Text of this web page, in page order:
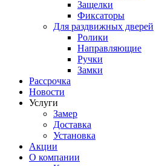
Защелки
Фиксаторы
Для раздвижных дверей
Ролики
Направляющие
Ручки
Замки
Рассрочка
Новости
Услуги
Замер
Доставка
Установка
Акции
О компании